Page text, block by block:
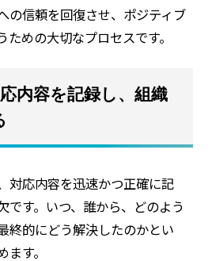
の信頼を回復させ、ポジティブ
めの大切なプロセスです。
内容を記録し、組織
対応内容を迅速かつ正確に記
です。いつ、誰から、どのよう
終的にどう解決したのかとい
す。